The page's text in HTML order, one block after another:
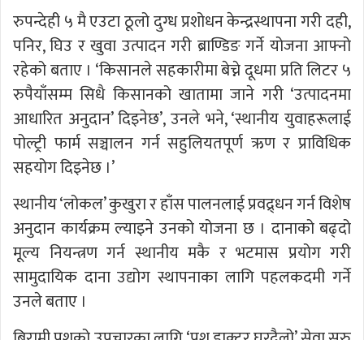
रुपन्देही ५ मै एउटा ठूलो दुग्ध प्रशोधन केन्द्रस्थापना गरी दही,
पनिर, घिउ र खुवा उत्पादन गरी ब्राण्डिङ गर्ने योजना आफ्नो
रहेको बताए । ‘किसानले सहकारीमा बेच्ने दूधमा प्रति लिटर ५
रुपैयाँसम्म सिधै किसानको खातामा जाने गरी ‘उत्पादनमा
आधारित अनुदान’ दिइनेछ’, उनले भने, ‘स्थानीय युवाहरूलाई
पोल्ट्री फार्म सञ्चालन गर्न सहुलियतपूर्ण ऋण र प्राविधिक
सहयोग दिइनेछ ।’
स्थानीय ‘लोकल’ कुखुरा र हाँस पालनलाई प्रवद्र्धन गर्न विशेष
अनुदान कार्यक्रम ल्याइने उनको योजना छ । दानाको बढ्दो
मूल्य नियन्त्रण गर्न स्थानीय मकै र भटमास प्रयोग गरी
सामुदायिक दाना उद्योग स्थापनाका लागि पहलकदमी गर्ने
उनले बताए ।